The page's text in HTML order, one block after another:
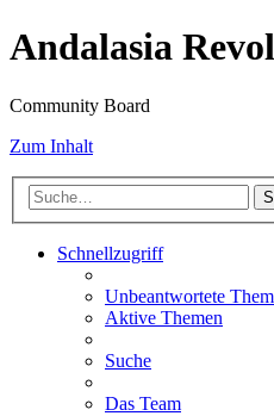
Andalasia
Community Board
Zum Inhalt
Schnellzugriff
Unbeantwortete
Aktive Themen
Suche
Das Team